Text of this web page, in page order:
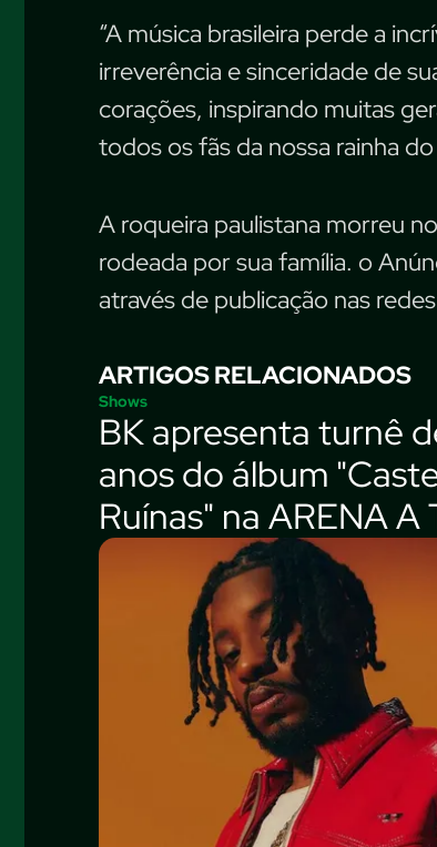
“A música brasileira perde a
irreverência e sinceridade de
corações, inspirando muitas
todos os fãs da nossa rainha
A roqueira paulistana morreu
rodeada por sua família. o
através de publicação nas
ARTIGOS RELACIONADOS
Shows
BK apresenta turnê
anos do álbum
Ruínas" na ARENA A